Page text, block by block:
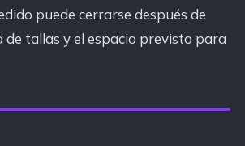
puede cerrarse después de
de tallas y el espacio previsto para